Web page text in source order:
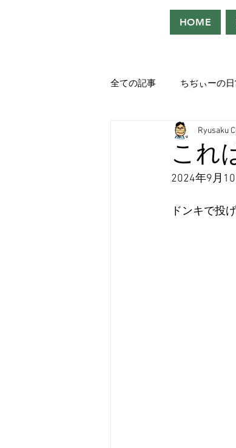
HOME
全ての記事 ちぢぃーの日
役者として、声優とし
吹き替えが好き！！
これ
Ryusaku
2024年9月10
ドンキで投